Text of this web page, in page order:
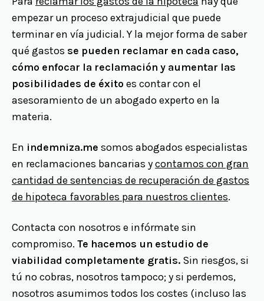
empezar un proceso extrajudicial que puede
terminar en vía judicial. Y la mejor forma de saber
qué gastos se pueden reclamar en cada caso,
cómo enfocar la reclamación y aumentar las
posibilidades de éxito es contar con el
asesoramiento de un abogado experto en la
materia.
En indemniza.me somos abogados especialistas
en reclamaciones bancarias ycontamos con gran
cantidad de sentencias de recuperación de gastos
de hipoteca favorables para nuestros clientes.
Contacta con nosotros e infórmate sin
compromiso. Te hacemos un estudio de
viabilidad completamente gratis. Sin riesgos, si
tú no cobras, nosotros tampoco; y si perdemos,
nosotros asumimos todos los costes (incluso las